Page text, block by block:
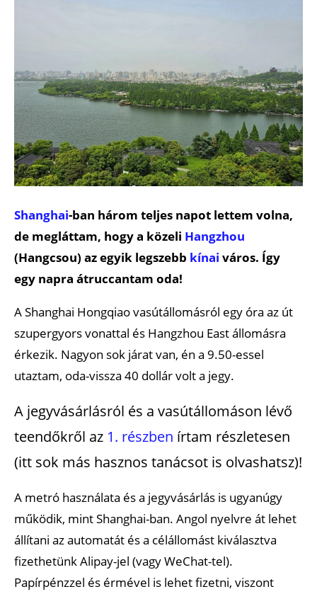
Shanghai-ban három teljes napot lettem volna,
de megláttam, hogy a közeli Hangzhou
(Hangcsou) az egyik legszebb kínai város. Így
egy napra átruccantam oda!
A Shanghai Hongqiao vasútállomásról egy óra az út
szupergyors vonattal és Hangzhou East állomásra
érkezik. Nagyon sok járat van, én a 9.50-essel
utaztam, oda-vissza 40 dollár volt a jegy.
A jegyvásárlásról és a vasútállomáson lévő
teendőkről az 1. részben írtam részletesen
(itt sok más hasznos tanácsot is olvashatsz)!
A metró használata és a jegyvásárlás is ugyanúgy
működik, mint Shanghai-ban. Angol nyelvre át lehet
állítani az automatát és a célállomást kiválasztva
fizethetünk Alipay-jel (vagy WeChat-tel).
Papírpénzzel és érmével is lehet fizetni, viszont